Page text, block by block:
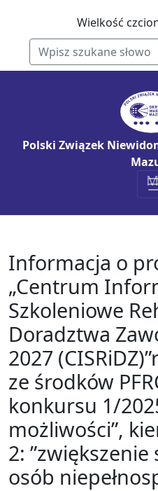
Wielkość
Polski Związek
Informacja o
„Centrum
Szkoleniowe
Doradztwa
2027
ze środków
konkursu 1/
możliwości”,
2:
osób